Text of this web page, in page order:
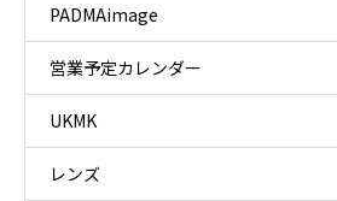
PADMAimage
営業予定カレンダー
UKMK
レンズ